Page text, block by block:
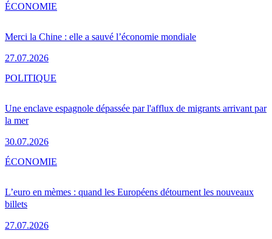
Merci la Chine : elle a sauvé l’économie mondiale
27.07.2026
ÉCONOMIE
Une enclave espagnole dépassée par l'afflux de migrants arrivant par
la mer
30.07.2026
POLITIQUE
L’euro en mèmes : quand les Européens détournent les nouveaux
billets
27.07.2026
ÉCONOMIE